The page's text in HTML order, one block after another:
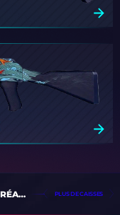
CAISSES GAGNANTES DU CONCOURS DE CRÉATION DE CAISSES PLUS DE CAISSES